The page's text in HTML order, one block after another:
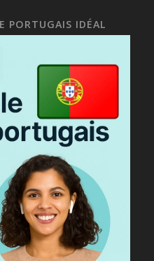
PORTUGAIS IDÉAL